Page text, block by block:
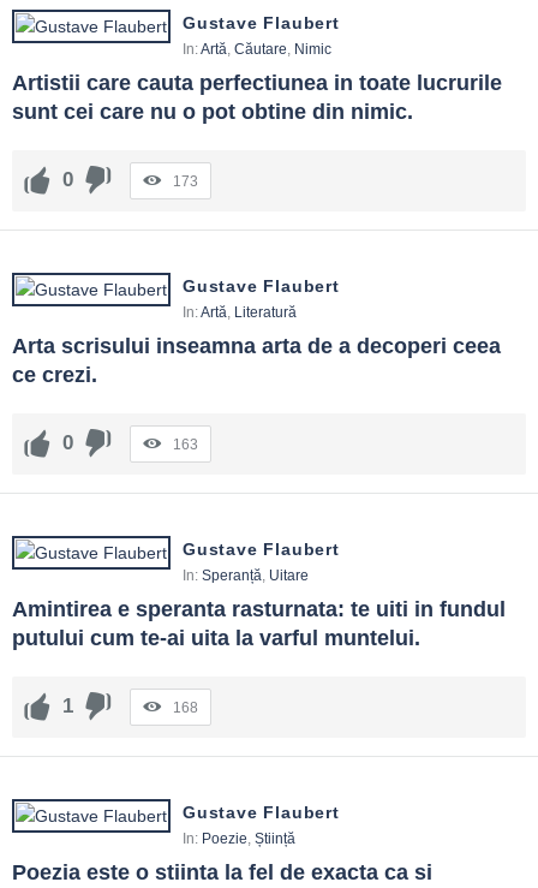
Gustave Flaubert
In:Artă, Căutare, Nimic
Artistii care cauta perfectiunea in toate lucrurile
sunt cei care nu o pot obtine din nimic.
0 173
Gustave Flaubert
In:Artă, Literatură
Arta scrisului inseamna arta de a decoperi ceea
ce crezi.
0 163
Gustave Flaubert
In: Speranță, Uitare
Amintirea e speranta rasturnata: te uiti in fundul
putului cum te-ai uita la varful muntelui.
1 168
Gustave Flaubert
In: Poezie, Știință
Poezia este o stiinta la fel de exacta ca si